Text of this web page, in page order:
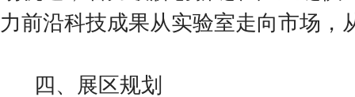
力前沿科技成果从实验室走向市场，
四、展区规划